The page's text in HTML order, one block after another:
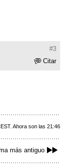
#3
Citar
Ahora son las 21:46
más antiguo